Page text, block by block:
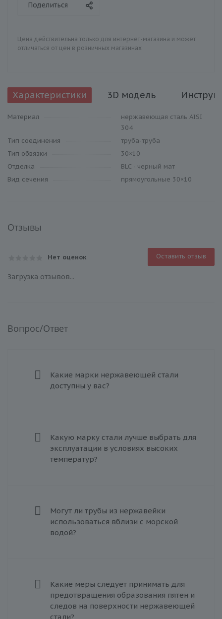
Поделиться
Цена действительна только для интернет-магазина и может
отличаться от цен в розничных магазинах
Характеристики 3D модель
Материал
нержавеющая сталь AISI
304
Тип соединения
труба-труба
Тип обвязки
30×10
Отделка
BLC - черный мат
Вид сечения
прямоугольные 30×10
Отзывы
Нет оценок Оставить отзыв
Загрузка отзывов...
Вопрос/Ответ
Какие марки нержавеющей стали
доступны у вас?
Какую марку стали лучше выбрать для
эксплуатации в условиях высоких
температур?
Могут ли трубы из нержавейки
использоваться вблизи с морской
водой?
Какие меры следует принимать для
предотвращения образования пятен и
следов на поверхности нержавеющей
стали?